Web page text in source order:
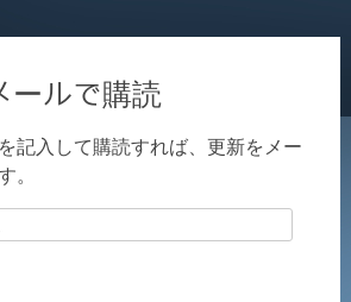
ールで購読
記入して購読すれば、更新をメー
。